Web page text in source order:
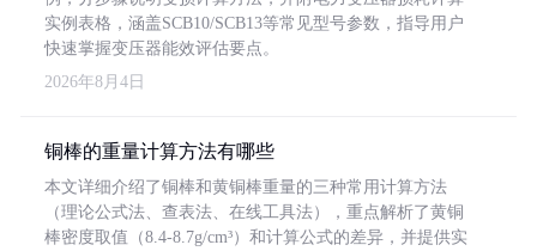
实例表格，涵盖SCB10/SCB13等常见型号参数，指导用户
快速掌握变压器能效评估要点。
2026年8月4日
铜棒的重量计算方法有哪些
本文详细介绍了铜棒和黄铜棒重量的三种常用计算方法
（理论公式法、查表法、在线工具法），重点解析了黄铜
棒密度取值（8.4-8.7g/cm³）和计算公式的差异，并提供实